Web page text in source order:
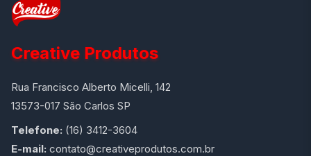
Creative Produtos
Rua Francisco Alberto Micelli, 142
13573-017 São Carlos SP
Telefone: (16) 3412-3604
E-mail: contato@creativeprodutos.com.br